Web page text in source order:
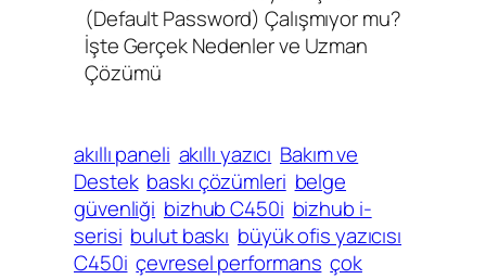
(Default Password) Çalışmıyor mu?
İşte Gerçek Nedenler ve Uzman
Çözümü
akıllı paneli akıllı yazıcı Bakım ve
Destek baskı çözümleri belge
güvenliği bizhub C450i bizhub i-
serisi bulut baskı büyük ofis yazıcısı
C450i çevresel performans çok